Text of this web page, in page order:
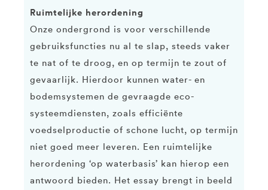
Ruimtelijke herordening
Onze ondergrond is voor verschillende
gebruiksfuncties nu al te slap, steeds vaker
te nat of te droog, en op termijn te zout of
gevaarlijk. Hierdoor kunnen water- en
bodemsystemen de gevraagde eco-
systeemdiensten, zoals efficiënte
voedselproductie of schone lucht, op termijn
niet goed meer leveren. Een ruimtelijke
herordening ‘op waterbasis’ kan hierop een
antwoord bieden. Het essay brengt in beeld